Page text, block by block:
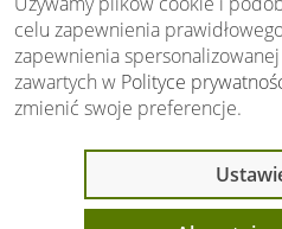
celu zapewnienia
zapewnienia
zawartych w Polityce
zmienić swoje preferencje.
Wszelkie prawa
Stronę oceniło
Otrzymaliśmy4.89
Oceń nas
oglądało ten produkt